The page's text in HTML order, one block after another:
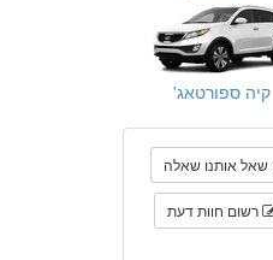
קיה ספורטאג'
שאל אותנו שאלה
רשום חוות דעת